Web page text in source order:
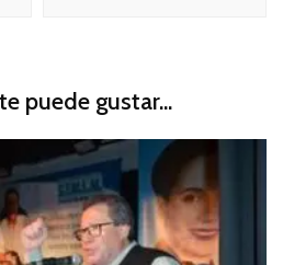
puede gustar...